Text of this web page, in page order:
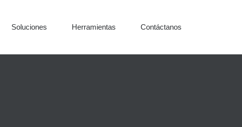
Soluciones Herramientas Contáctanos